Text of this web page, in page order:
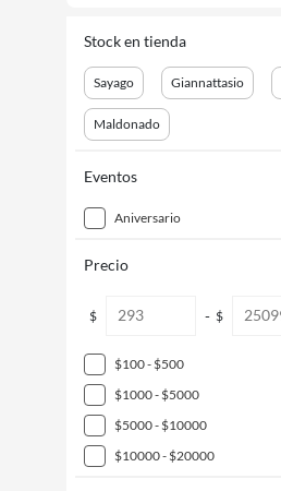
Stock en tienda
Sayago Giannattasio
Maldonado
Eventos
aniversario
Precio
$ - $
$100 - $500
$1000 - $5000
$5000 - $10000
$10000 - $20000